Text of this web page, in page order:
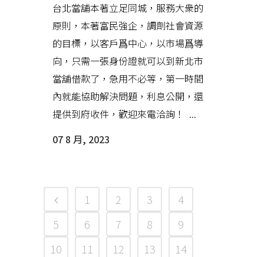
台北當舖本著立足同城，服務大衆的
原則，本著富民強企，調劑社會資源
的目標，以客戶爲中心，以市場爲導
向，只需一張身份證就可以到新北市
當舖借款了，急用不必等，第一時間
內就能協助解決問題，利息公開，還
提供到府收件，歡迎來電洽詢！ ...
07 8 月, 2023
1 2 3
4
5
6 7 8
9
10
11 12 13
14